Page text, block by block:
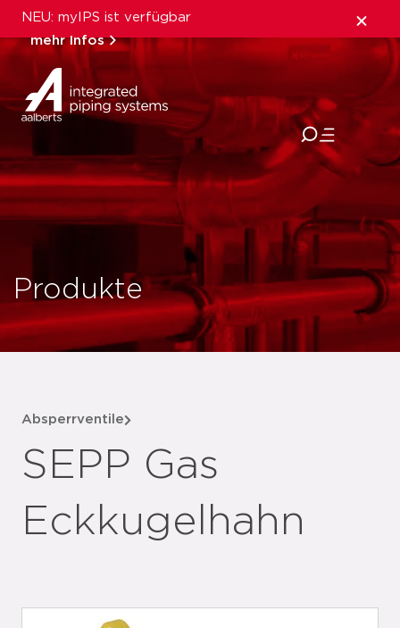
NEU: myIPS ist verfügbar
mehr Infos
schließen
Produkte
Absperrventile
SEPP Gas
Eckkugelhahn